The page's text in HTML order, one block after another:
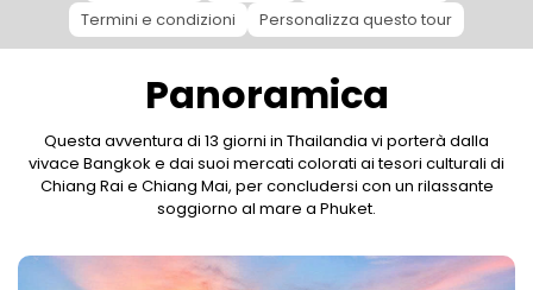
Termini e condizioni
Personalizza questo tour
Panoramica
Questa avventura di 13 giorni in Thailandia vi porterà dalla
vivace Bangkok e dai suoi mercati colorati ai tesori culturali di
Chiang Rai e Chiang Mai, per concludersi con un rilassante
soggiorno al mare a Phuket.